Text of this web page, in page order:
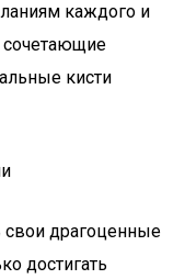
каждого и
кисти
драгоценные
достигать